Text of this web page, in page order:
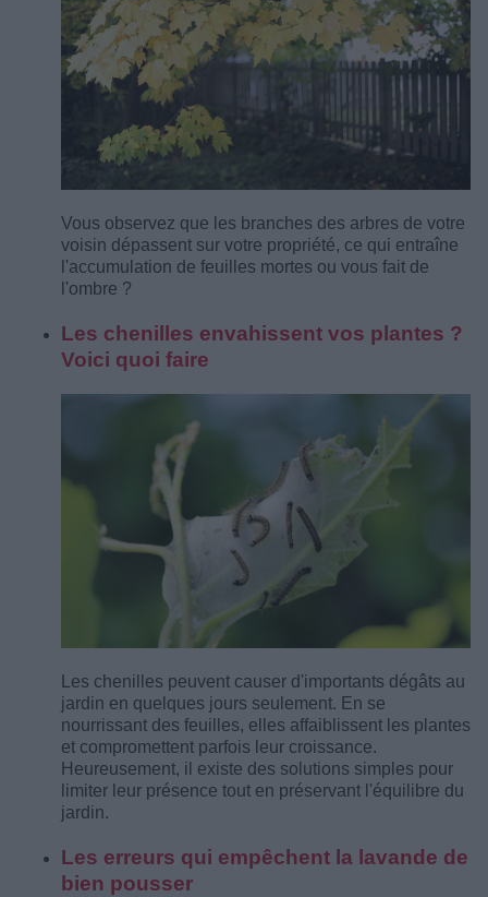
Vous observez que les branches des arbres de votre
voisin dépassent sur votre propriété, ce qui entraîne
l'accumulation de feuilles mortes ou vous fait de
l'ombre ?
Les chenilles envahissent vos plantes ?
Voici quoi faire
Les chenilles peuvent causer d'importants dégâts au
jardin en quelques jours seulement. En se
nourrissant des feuilles, elles affaiblissent les plantes
et compromettent parfois leur croissance.
Heureusement, il existe des solutions simples pour
limiter leur présence tout en préservant l'équilibre du
jardin.
Les erreurs qui empêchent la lavande de
bien pousser